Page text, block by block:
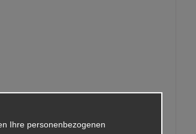
Ihre personenbezogenen